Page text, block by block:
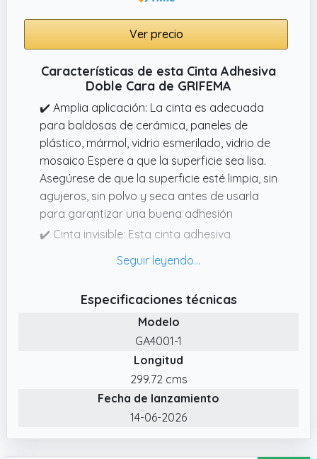
Ver precio
Características de esta Cinta Adhesiva
Doble Cara de GRIFEMA
✔️ Amplia aplicación: La cinta es adecuada
para baldosas de cerámica, paneles de
plástico, mármol, vidrio esmerilado, vidrio de
mosaico Espere a que la superficie sea lisa.
Asegúrese de que la superficie esté limpia, sin
agujeros, sin polvo y seca antes de usarla
para garantizar una buena adhesión
✔️ Cinta invisible: Esta cinta adhesiva
respetuosa con el medio ambiente y es
✔️ Removible y sin rastro: La cinta adhesiva
de doble cara se puede quitar fácilmente por
completo sin dañar la pared. Y no deja
residuos porque no hay pegamento
✔️ Fácil de usar: Con nuestra cinta de doble
cara, no necesita perforar agujeros en la
Especificaciones técnicas
Modelo
GA4001-1
Longitud
299.72 cms
Fecha de lanzamiento
14-06-2026